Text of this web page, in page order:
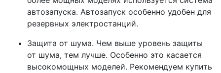
автозапуска. Автозапуск особенно удобен для
резервных электростанций.
Защита от шума. Чем выше уровень защиты
от шума, тем лучше. Особенно это касается
высокомощных моделей. Рекомендуем купить